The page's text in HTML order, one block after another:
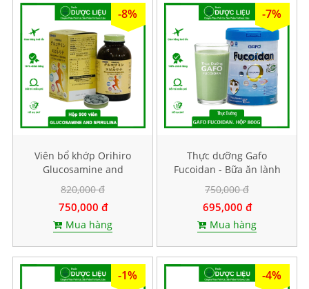
-8%
Viên bổ khớp Orihiro
Glucosamine and
Spirulina. Hộp 900 viên
820,000 đ
750,000 đ
Mua hàng
-7%
Thực dưỡng Gafo
Fucoidan - Bữa ăn lành
mạnh chuẩn y khoa. Hộp
800g
750,000 đ
695,000 đ
Mua hàng
-1% -4%